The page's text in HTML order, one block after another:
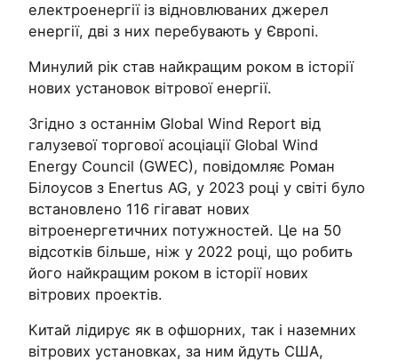
електроенергії із відновлюваних джерел
енергії, дві з них перебувають у Європі.
Минулий рік став найкращим роком в історії
нових установок вітрової енергії.
Згідно з останнім Global Wind Report від
галузевої торгової асоціації Global Wind
Energy Council (GWEC), повідомляє Роман
Білоусов з Enertus AG, у 2023 році у світі було
встановлено 116 гігават нових
вітроенергетичних потужностей. Це на 50
відсотків більше, ніж у 2022 році, що робить
його найкращим роком в історії нових
вітрових проектів.
Китай лідирує як в офшорних, так і наземних
вітрових установках, за ним йдуть США,